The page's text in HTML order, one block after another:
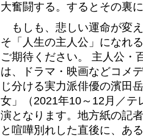
大奮闘する。するとその裏
もしも、悲しい運命が変
そ「人生の主人公」になれ
ご期待ください。 主人公・
は、ドラマ・映画などコメ
じ分ける実力派俳優の濱田
女」（2021年10～12月／テ
演となります。地方紙の記
と喧嘩別れした直後に、あ